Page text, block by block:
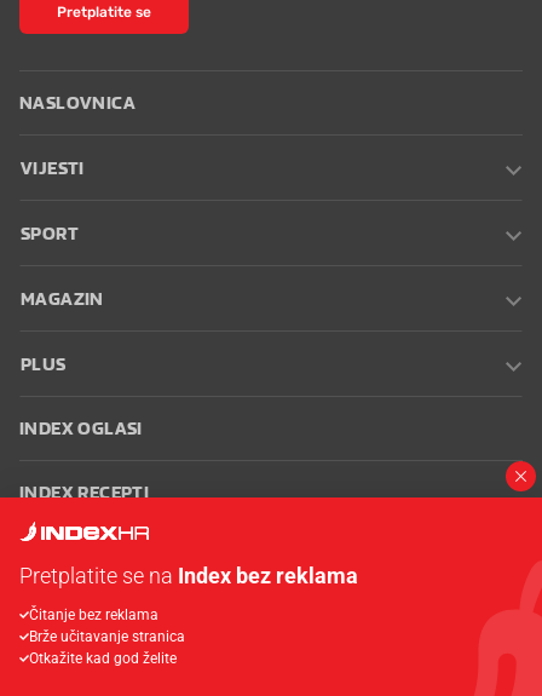
Pretplatite se
NASLOVNICA
VIJESTI
SPORT
MAGAZIN
PLUS
INDEX OGLASI
INDEX RECEPTI
Oglašavanje Zaposli se na Indexu
korištenja
Postavke kolačića
Pretplatite se na Index bez reklama
Čitanje bez reklama
Brže učitavanje stranica
Otkažite kad god želite